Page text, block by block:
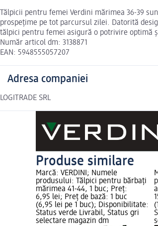
Tălpicii pentru femei Verdini mărimea 36-39
prospețime pe tot parcursul zilei. Datorită
tălpici pentru femei asigură o potrivire optimă
Număr articol dm: 3138871
EAN: 5948555057207
Adresa companiei
LOGITRADE SRL
Produse similare
Marcă: VERDINI; Numele
produsului: Tălpici pentru bărbați
mărimea 41-44, 1 buc; Preț:
6,95 lei; Preț de bază: 1 buc
(6,95 lei pe 1 buc); Disponibilitate:
Status verde Livrabil, Status gri
selectare magazin dm